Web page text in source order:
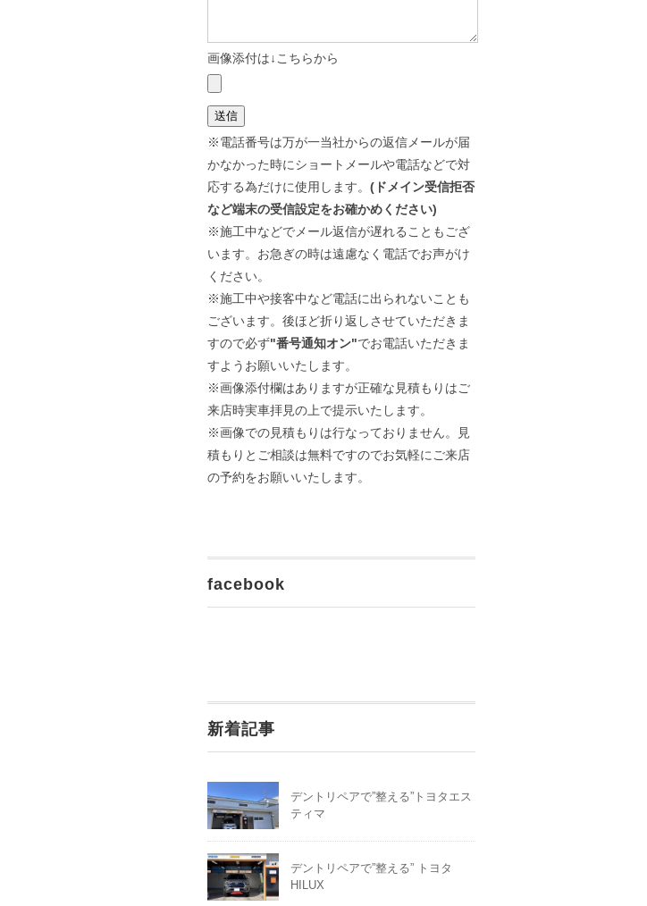
画像添付は↓こちらから
※電話番号は万が一当社からの返信メールが届
かなかった時にショートメールや電話などで対
応する為だけに使用します。(ドメイン受信拒否
など端末の受信設定をお確かめください)
※施工中などでメール返信が遅れることもござ
います。お急ぎの時は遠慮なく電話でお声がけ
ください。
※施工中や接客中など電話に出られないことも
ございます。後ほど折り返しさせていただきま
すので必ず"番号通知オン"でお電話いただきま
すようお願いいたします。
※画像添付欄はありますが正確な見積もりはご
来店時実車拝見の上で提示いたします。
※画像での見積もりは行なっておりません。見
積もりとご相談は無料ですのでお気軽にご来店
の予約をお願いいたします。
facebook
新着記事
デントリペアで”整える”トヨタエス
ティマ
デントリペアで”整える” トヨタ
HILUX